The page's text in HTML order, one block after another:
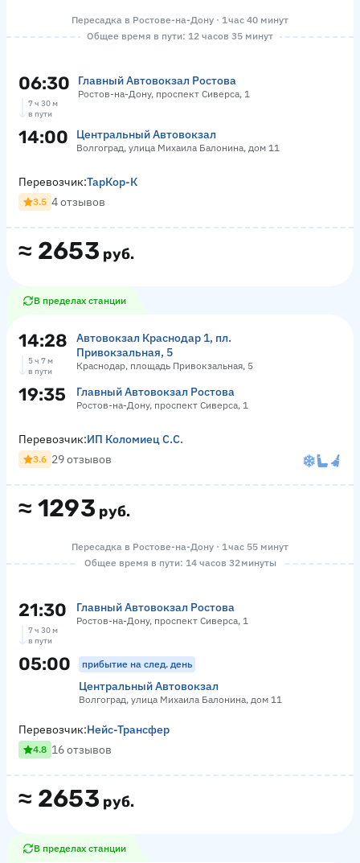
Пересадка в Ростове-на-Дону · 1 час 40 минут
Общее время в пути: 12 часов 35 минут
06:30 Главный Автовокзал Ростова
Ростов-на-Дону, проспект Сиверса, 1
7 ч 30 м
в пути
14:00 Центральный Автовокзал
Волгоград, улица Михаила Балонина, дом 11
≈ 2653 руб.
Перевозчик:ТарКор-К
3.5 4 отзывов
В пределах станции
14:28
Автовокзал Краснодар 1, пл.
Привокзальная, 5
Краснодар, площадь Привокзальная, 5
5 ч 7 м
в пути
19:35 Главный Автовокзал Ростова
Ростов-на-Дону, проспект Сиверса, 1
≈ 1293 руб.
Перевозчик:ИП Коломиец С.С.
3.6 29 отзывов
Пересадка в Ростове-на-Дону · 1 час 55 минут
Общее время в пути: 14 часов 32 минуты
21:30 Главный Автовокзал Ростова
Ростов-на-Дону, проспект Сиверса, 1
7 ч 30 м
в пути
05:00 прибытие на след. день
Центральный Автовокзал
Волгоград, улица Михаила Балонина, дом 11
≈ 2653 руб.
Перевозчик:Нейс-Трансфер
4.8 16 отзывов
В пределах станции